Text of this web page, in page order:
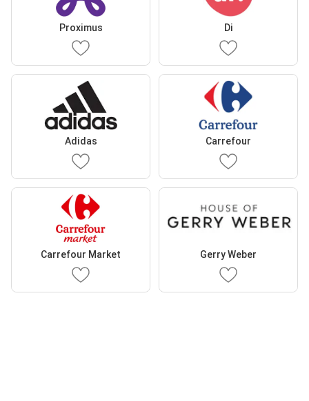
Proximus Di
Adidas Carrefour
Carrefour Market Gerry Weber